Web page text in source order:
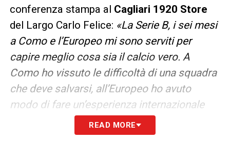
conferenza stampa al Cagliari 1920 Store
del Largo Carlo Felice: «La Serie B, i sei mesi
a Como e l’Europeo mi sono serviti per
capire meglio cosa sia il calcio vero. A
Como ho vissuto le difficoltà di una squadra
che deve salvarsi, all’Europeo ho avuto
modo di fare un’esperienza internazionale
importante. In azzurro ho fatto il mediano,
non ho problemi di collocamento in campo.
READ MORE